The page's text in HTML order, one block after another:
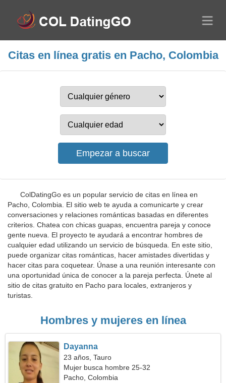
Citas en línea gratis en Pacho, Colombia
ColDatingGo es un popular servicio de citas en línea en
Pacho, Colombia. El sitio web te ayuda a comunicarte y crear
conversaciones y relaciones románticas basadas en diferentes
criterios. Chatea con chicas guapas, encuentra pareja y conoce
gente nueva. El proyecto te ayudará a encontrar hombres de
cualquier edad utilizando un servicio de búsqueda. En este sitio,
puede organizar citas románticas, hacer amistades divertidas y
hacer citas para coquetear. Únase a una reunión interesante con
una oportunidad única de conocer a la pareja perfecta. Únete al
sitio de citas gratuito en Pacho para locales, extranjeros y
turistas.
Hombres y mujeres en línea
Dayanna
23 años, Tauro
Mujer busca hombre 25-32
Pacho, Colombia